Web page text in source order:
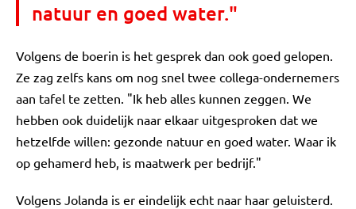
natuur en goed water."
Volgens de boerin is het gesprek dan ook goed gelopen.
Ze zag zelfs kans om nog snel twee collega-ondernemers
aan tafel te zetten. "Ik heb alles kunnen zeggen. We
hebben ook duidelijk naar elkaar uitgesproken dat we
hetzelfde willen: gezonde natuur en goed water. Waar ik
op gehamerd heb, is maatwerk per bedrijf."
Volgens Jolanda is er eindelijk echt naar haar geluisterd.